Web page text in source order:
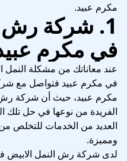
مكرم عبيد.
1. شركة رش
في مكرم
عند معاناتك من مشكلة
في مكرم عبيد فتواصل مع
مكرم عبيد، حيث أن شركة
الفريدة من نوعها في حل تلك
العديد من الخدمات للتخلص
ومميزة.
لدى شركة رش النمل الابيض